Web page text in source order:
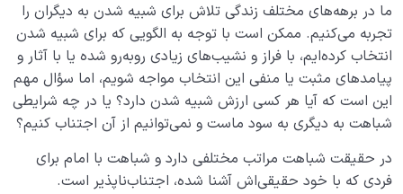
نقش مربی در تربیت اخلاقی و رسیدن به کمال انسانی
چیست؟
اصالت تخصص چیست؟ چرا رجوع به متخصص همه
گیرترین اصل عقلی جهان است؟
متخصص امور انسانی کیست؟ چرا انسان به یک متخصص
نیازی مداوم دارد؟
شدن یا صیرورت انسان یعنی چه و به چه فرآیندی گفته
ما در برهه‌های مختلف زندگی تلاش برای شبیه شدن به دیگران را
تجربه می‌کنیم. ممکن است با توجه به الگویی که برای شبیه شدن
انتخاب کرده‌ایم، با فراز و نشیب‌های زیادی روبه‌رو شده یا با آثار و
پیامدهای مثبت یا منفی این انتخاب مواجه شویم، اما سؤال مهم
این است که آیا هر کسی ارزش شبیه شدن دارد؟ یا در چه شرایطی
شباهت به دیگری به سود ماست و نمی‌توانیم از آن اجتناب کنیم؟
در حقیقت شباهت مراتب مختلفی دارد و شباهت با امام برای
فردی که با خود حقیقی‌اش آشنا شده، اجتناب‌ناپذیر است.